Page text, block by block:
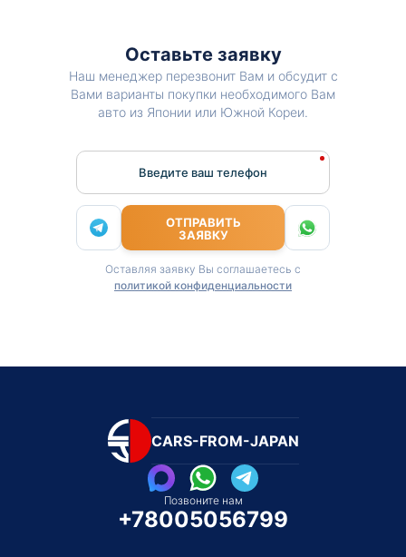
Оставьте заявку
Наш менеджер перезвонит Вам и обсудит с
Вами варианты покупки необходимого Вам
авто из Японии или Южной Кореи.
Введите ваш телефон
ОТПРАВИТЬ
ЗАЯВКУ
Оставляя заявку Вы соглашаетесь с
политикой конфиденциальности
CARS-FROM-JAPAN
Позвоните нам
+78005056799